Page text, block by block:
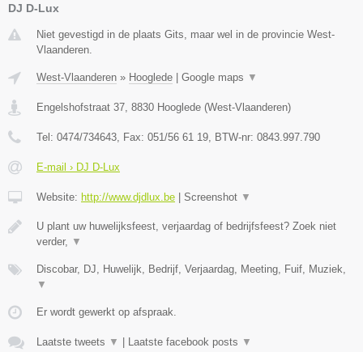
DJ D-Lux
Niet gevestigd in de plaats Gits, maar wel in de provincie West-
Vlaanderen.
West-Vlaanderen » Hooglede | Google maps ▼
Engelshofstraat 37 8830 Hooglede (West-Vlaanderen)
Tel: 0474/734643 , Fax: 051/56 61 19 , BTW-nr: 0843.997.790
E-mail › DJ D-Lux
Website: http://www.djdlux.be | Screenshot ▼
U plant uw huwelijksfeest, verjaardag of bedrijfsfeest? Zoek niet
verder,
▼
Discobar, DJ, Huwelijk, Bedrijf, Verjaardag, Meeting, Fuif, Muziek,
▼
Er wordt gewerkt op afspraak.
Laatste tweets ▼ | Laatste facebook posts ▼